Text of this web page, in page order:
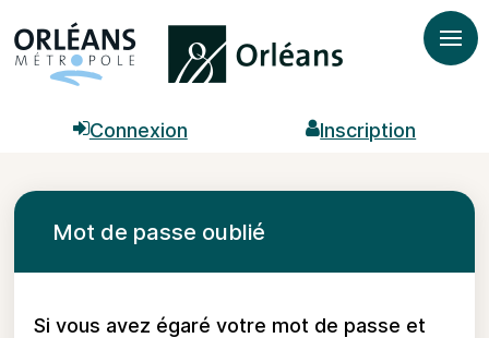
Connexion Inscription
Mot de passe oublié
Si vous avez égaré votre mot de passe et